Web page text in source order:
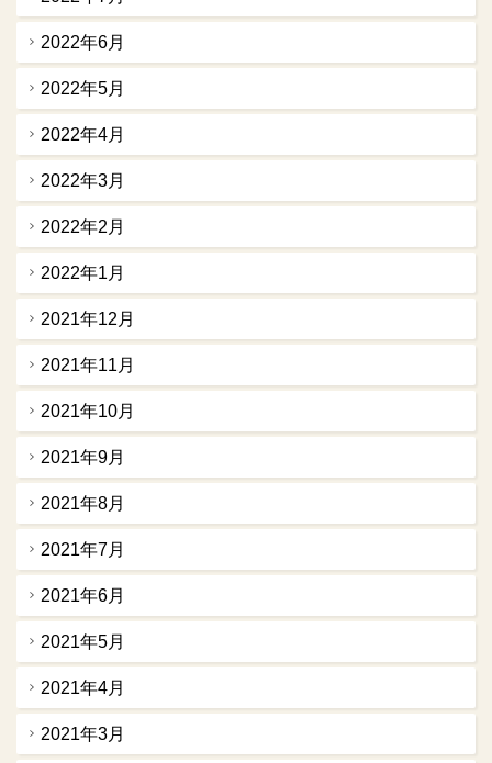
2022年6月
2022年5月
2022年4月
2022年3月
2022年2月
2022年1月
2021年12月
2021年11月
2021年10月
2021年9月
2021年8月
2021年7月
2021年6月
2021年5月
2021年4月
2021年3月